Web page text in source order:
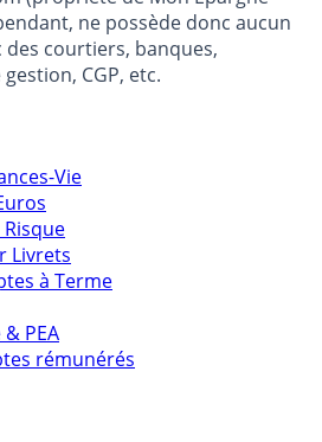
de placement.
(propriété de Mon Epargne
ne possède donc aucun
CGP, etc.
Vie
à Terme
rémunérés